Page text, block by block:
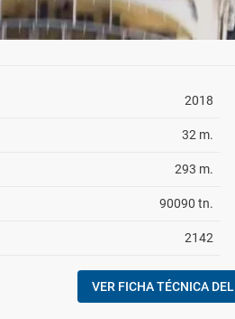
2018
32 m.
293 m.
90090 tn.
2142
VER FICHA TÉCNICA